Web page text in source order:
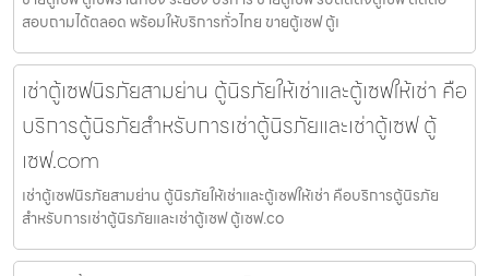
สอบถามได้ตลอด พร้อมให้บริการทั่วไทย ขายตู้เซฟ ตู้เ
เช่าตู้เซฟนิรภัยสามย่าน ตู้นิรภัยให้เช่าและตู้เซฟให้เช่า คือ
บริการตู้นิรภัยสำหรับการเช่าตู้นิรภัยและเช่าตู้เซฟ ตู้
เซฟ.com
เช่าตู้เซฟนิรภัยสามย่าน ตู้นิรภัยให้เช่าและตู้เซฟให้เช่า คือบริการตู้นิรภัย
สำหรับการเช่าตู้นิรภัยและเช่าตู้เซฟ ตู้เซฟ.co